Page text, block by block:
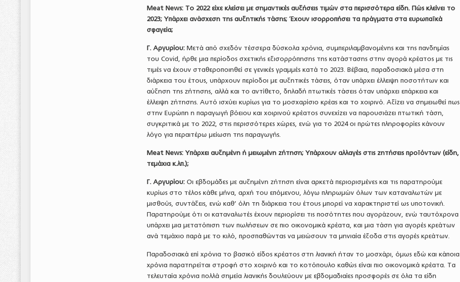
Meat News: Το 2022 είχε κλείσει με σημαντικές αυξήσεις τιμών στα περισσότερα είδη. Πώς κλείνει το
2023; Υπάρχει ανάσχεση της αυξητικής τάσης; Έχουν ισορροπήσει τα πράγματα στα ευρωπαϊκά
σφαγεία;
Γ. Αργυρίου:Μετά από σχεδόν τέσσερα δύσκολα χρόνια, συμπεριλαμβανομένης και της πανδημίας
του Covid, ήρθε μια περίοδος σχετικής εξισορρόπησης της κατάστασης στην αγορά κρέατος με τις
τιμές να έχουν σταθεροποιηθεί σε γενικές γραμμές κατά το 2023. Βέβαια, παραδοσιακά μέσα στη
διάρκεια του έτους, υπάρχουν περίοδοι με αυξητικές τάσεις, όταν υπάρχει έλλειψη ποσοτήτων και
αύξηση της ζήτησης, αλλά και το αντίθετο, δηλαδή πτωτικές τάσεις όταν υπάρχει επάρκεια και
έλλειψη ζήτησης. Αυτό ισχύει κυρίως για το μοσχαρίσιο κρέας και το χοιρινό. Αξίζει να σημειωθεί πως
στην Ευρώπη η παραγωγή βόειου και χοιρινού κρέατος συνεχίζει να παρουσιάζει πτωτική τάση,
συγκριτικά με το 2022, στις περισσότερες χώρες, ενώ για το 2024 οι πρώτες πληροφορίες κάνουν
λόγο για περαιτέρω μείωση της παραγωγής.
Meat News: Υπάρχει αυξημένη ή μειωμένη ζήτηση; Υπάρχουν αλλαγές στις ζητήσεις προϊόντων (είδη,
τεμάχια κ.λπ.);
Γ. Αργυρίου:Οι εβδομάδες με αυξημένη ζήτηση είναι αρκετά περιορισμένες και τις παρατηρούμε
κυρίως στο τέλος κάθε μήνα, αρχή του επόμενου, λόγω πληρωμών όλων των καταναλωτών με
μισθούς, συντάξεις, ενώ καθ’ όλη τη διάρκεια του έτους μπορεί να χαρακτηριστεί ως υποτονική.
Παρατηρούμε ότι οι καταναλωτές έχουν περιορίσει τις ποσότητες που αγοράζουν, ενώ ταυτόχρονα
υπάρχει μια μετατόπιση των πωλήσεων σε πιο οικονομικά κρέατα, και μια τάση για αγορές κρεάτων
ανά τεμάχιο παρά με το κιλό, προσπαθώντας να μειώσουν τα μηνιαία έξοδα στις αγορές κρεάτων.
Παραδοσιακά επί χρόνια το βασικό είδος κρέατος στη λιανική ήταν το μοσχάρι, όμως εδώ και κάποια
χρόνια παρατηρείται στροφή στο χοιρινό και το κοτόπουλο καθώς είναι πιο οικονομικά κρέατα. Τα
τελευταία χρόνια πολλά σημεία λιανικής δουλεύουν με εβδομαδιαίες προσφορές σε όλα τα είδη